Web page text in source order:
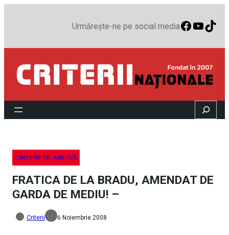
Urmărește-ne pe social media
Search
CRITERII DE ARHIVĂ
FRATICA DE LA BRADU, AMENDAT DE
GARDA DE MEDIU! –
Criterii 6 Noiembrie 2008